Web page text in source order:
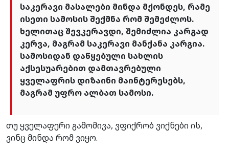
საკერავი მასალები მინდა მქონდეს, რამე
ისეთი სამოსის შექმნა რომ შემეძლოს.
ხელითაც შევკერავდი, შემიძლია კარგად
კერვა, მაგრამ საკერავი მანქანა კარგია.
სამოსიდან დაწყებული სახლის
აქსესუარებით დამთავრებული
ყველაფრის დიზაინი მაინტერესებს,
მაგრამ უფრო ალბათ სამოსი.
თუ ყველაფერი გამომივა, ვფიქრობ ვიქნები ის,
ვინც მინდა რომ ვიყო.